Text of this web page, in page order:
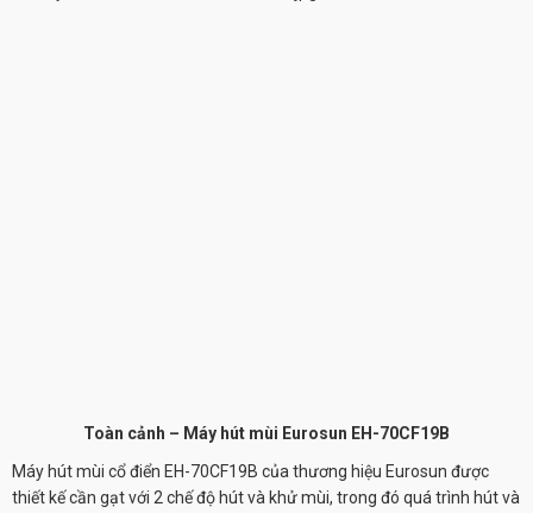
Toàn cảnh – Máy hút mùi Eurosun EH-70CF19B
Máy hút mùi cổ điển EH-70CF19B của thương hiệu Eurosun được
thiết kế cần gạt với 2 chế độ hút và khử mùi, trong đó quá trình hút và